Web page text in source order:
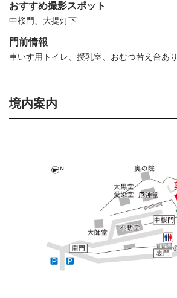
おすすめ撮影スポット
中桜門、大提灯下
門前情報
車いす用トイレ、授乳室、おむつ替え台あり
境内案内